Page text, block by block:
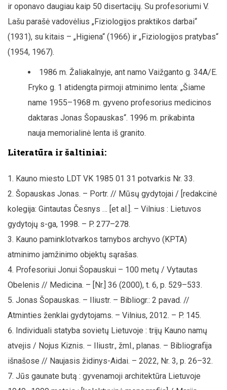
ir oponavo daugiau kaip 50 disertacijų. Su profesoriumi V.
Lašu parašė vadovėlius „Fiziologijos praktikos darbai“
(1931), su kitais – „Higiena“ (1966) ir „Fiziologijos pratybas“
(1954, 1967).
1986 m. Žaliakalnyje, ant namo Vaižganto g. 34A/E.
Fryko g. 1 atidengta pirmoji atminimo lenta: „Šiame
name 1955–1968 m. gyveno profesorius medicinos
daktaras Jonas Šopauskas“. 1996 m. prikabinta
nauja memorialinė lenta iš granito.
Literatūra ir šaltiniai:
Kauno miesto LDT VK 1985 01 31 potvarkis Nr. 33.
Šopauskas Jonas. – Portr. // Mūsų gydytojai / [redakcinė
kolegija: Gintautas Česnys … [et al.]. – Vilnius : Lietuvos
gydytojų s-ga, 1998. – P. 277–278.
Kauno paminklotvarkos tarnybos archyvo (KPTA)
atminimo įamžinimo objektų sąrašas.
Profesoriui Jonui Šopauskui – 100 metų / Vytautas
Obelenis // Medicina. – [Nr.] 36 (2000), t. 6, p. 529–533.
Jonas Šopauskas. – Iliustr. – Bibliogr.: 2 pavad. //
Atminties ženklai gydytojams. – Vilnius, 2012. – P. 145.
Individuali statyba sovietų Lietuvoje : trijų Kauno namų
atvejis / Nojus Kiznis. – Iliustr., žml., planas. – Bibliografija
išnašose // Naujasis židinys-Aidai. – 2022, Nr. 3, p. 26–32.
Jūs gaunate butą : gyvenamoji architektūra Lietuvoje